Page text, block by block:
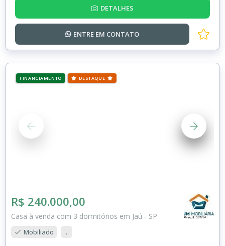
DETALHES
ENTRE EM CONTATO
FINANCIAMENTO DESTAQUE
R$ 240.000,00
Casa à venda com 3 dormitórios em Jaú - SP
Mobiliado ...